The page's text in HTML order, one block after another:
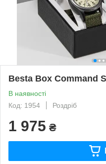
Besta Box Command
В наявності
Код: 1954
Роздріб
1 975 ₴